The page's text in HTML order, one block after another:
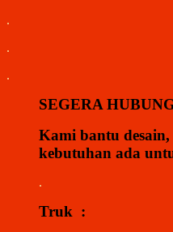
.
.
.
SEGERA
Kami bantu
kebutuhan ada
.
Truk :